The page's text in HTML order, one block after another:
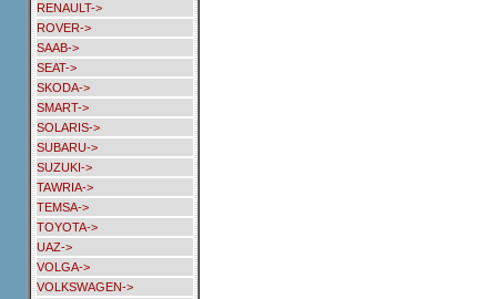
RENAULT->
ROVER->
SAAB->
SEAT->
SKODA->
SMART->
SOLARIS->
SUBARU->
SUZUKI->
TAWRIA->
TEMSA->
TOYOTA->
UAZ->
VOLGA->
VOLKSWAGEN->